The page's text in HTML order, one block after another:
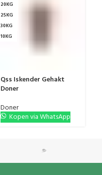
20KG
25KG
30KG
10KG
Qss Iskender Gehakt
Doner
Doner
Kopen via WhatsApp